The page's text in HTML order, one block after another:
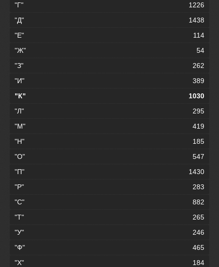
"Г"
1226
"Д"
1438
"Е"
114
"Ж"
54
"З"
262
"И"
389
"К"
1030
"Л"
295
"М"
419
"Н"
185
"О"
547
"П"
1430
"Р"
283
"С"
882
"Т"
265
"У"
246
"Ф"
465
"Х"
184